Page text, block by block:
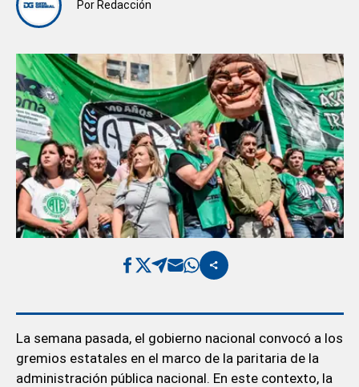
Por Redacción
La semana pasada, el gobierno nacional convocó a los
gremios estatales en el marco de la paritaria de la
administración pública nacional. En este contexto, la